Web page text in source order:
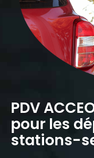
PDV
pour les
stations-